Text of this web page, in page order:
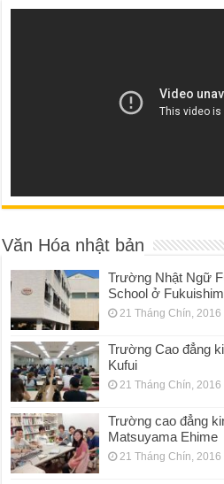
Văn Hóa nhật bản
Trường Nhật Ngữ
School ở
21 Tháng Chín, 2016
Trường Cao đẳng
Kufui
21 Tháng Chín, 2016
Trường cao đẳng
Matsuyama Ehime
21 Tháng Chín, 2016